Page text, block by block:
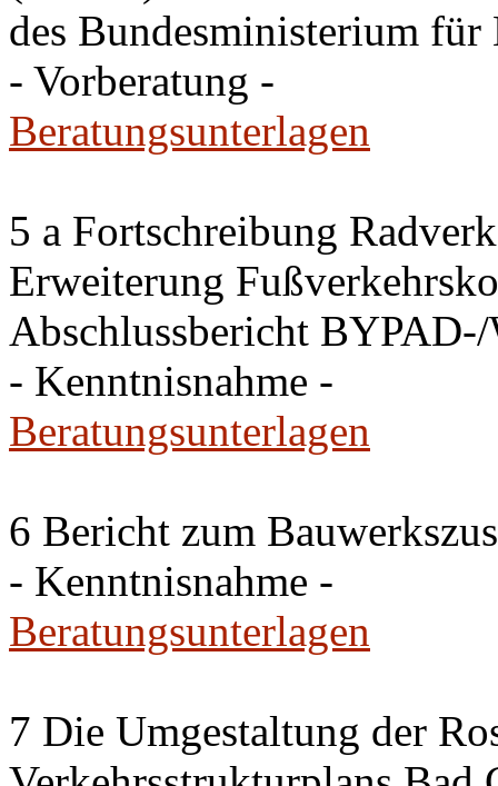
des Bundesministerium
- Vorberatung -
Beratungsunterlagen
5 a Fortschreibung
Erweiterung
Abschlussbericht
- Kenntnisnahme -
Beratungsunterlagen
6 Bericht zum
- Kenntnisnahme -
Beratungsunterlagen
7 Die Umgestaltung der